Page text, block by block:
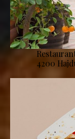
4200